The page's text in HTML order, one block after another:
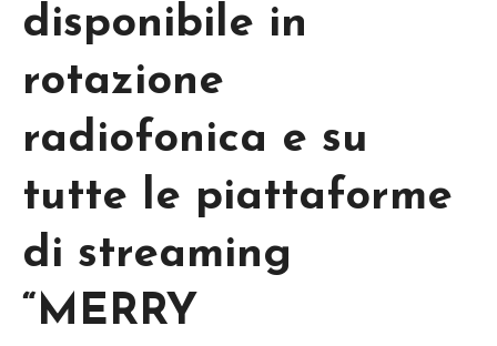
disponibile in
rotazione
radiofonica e su
tutte le piattaforme
di streaming
“MERRY